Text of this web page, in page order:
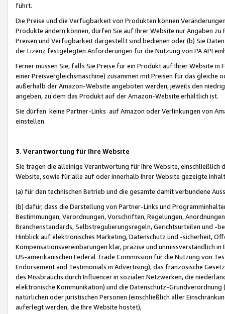
führt.
Die Preise und die Verfügbarkeit von Produkten können
Produkte ändern können, dürfen Sie auf Ihrer Website nur Angaben
Preisen und Verfügbarkeit dargestellt sind bedienen oder (b) Sie
der Lizenz festgelegten Anforderungen für die Nutzung von PA API
Ferner müssen Sie, falls Sie Preise für ein Produkt auf Ihrer Website
einer Preisvergleichsmaschine) zusammen mit Preisen für das
außerhalb der Amazon-Website angeboten werden, jeweils den
angeben, zu dem das Produkt auf der Amazon-Website erhältlich ist.
Sie dürfen keine Partner-Links auf Amazon oder Verlinkungen von
einstellen.
3. Verantwortung für Ihre Website
Sie tragen die alleinige Verantwortung für Ihre Website,
Website, sowie für alle auf oder innerhalb Ihrer Website gezeigte
(a) für den technischen Betrieb und die gesamte damit verbundene
(b) dafür, dass die Darstellung von Partner-Links und
Bestimmungen, Verordnungen, Vorschriften, Regelungen,
Branchenstandards, Selbstregulierungsregeln, Gerichtsurteilen und -
Hinblick auf elektronisches Marketing, Datenschutz und -sicherheit,
Kompensationsvereinbarungen klar, präzise und unmissverständlich
US-amerikanischen Federal Trade Commission für die Nutzung von
Endorsement and Testimonials in Advertising), das französische
des Missbrauchs durch Influencer in sozialen Netzwerken, die
elektronische Kommunikation) und die Datenschutz-
natürlichen oder juristischen Personen (einschließlich aller
auferlegt werden, die Ihre Website hostet),